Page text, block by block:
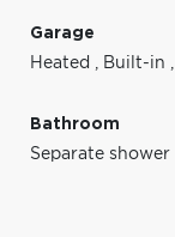
Garage
Heated , Built-in ,
Bathroom
Separate shower